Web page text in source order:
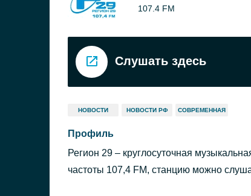
107.4 FM
Слушать здесь
НОВОСТИ НОВОСТИ РФ СОВРЕМЕННАЯ
Профиль
Регион 29 – круглосуточная
частоты 107,4 FM, станцию можно